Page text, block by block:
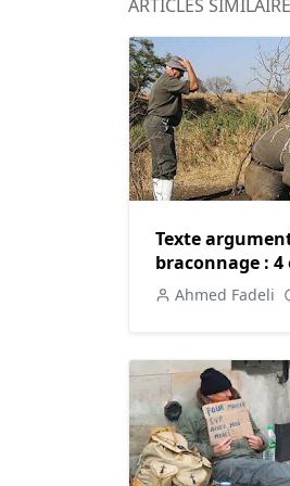
médicales, et
encouragée pour le
Texte
Bien que le don
présente également
Tout d'abord, le don
intense. De plus, il
consentent au don
droit à la réflexion
transplantation
économique, ou
certaines régions,
inégalités existantes.
ARTICLES
Texte
braconnage : 4
Ahmed Fadeli